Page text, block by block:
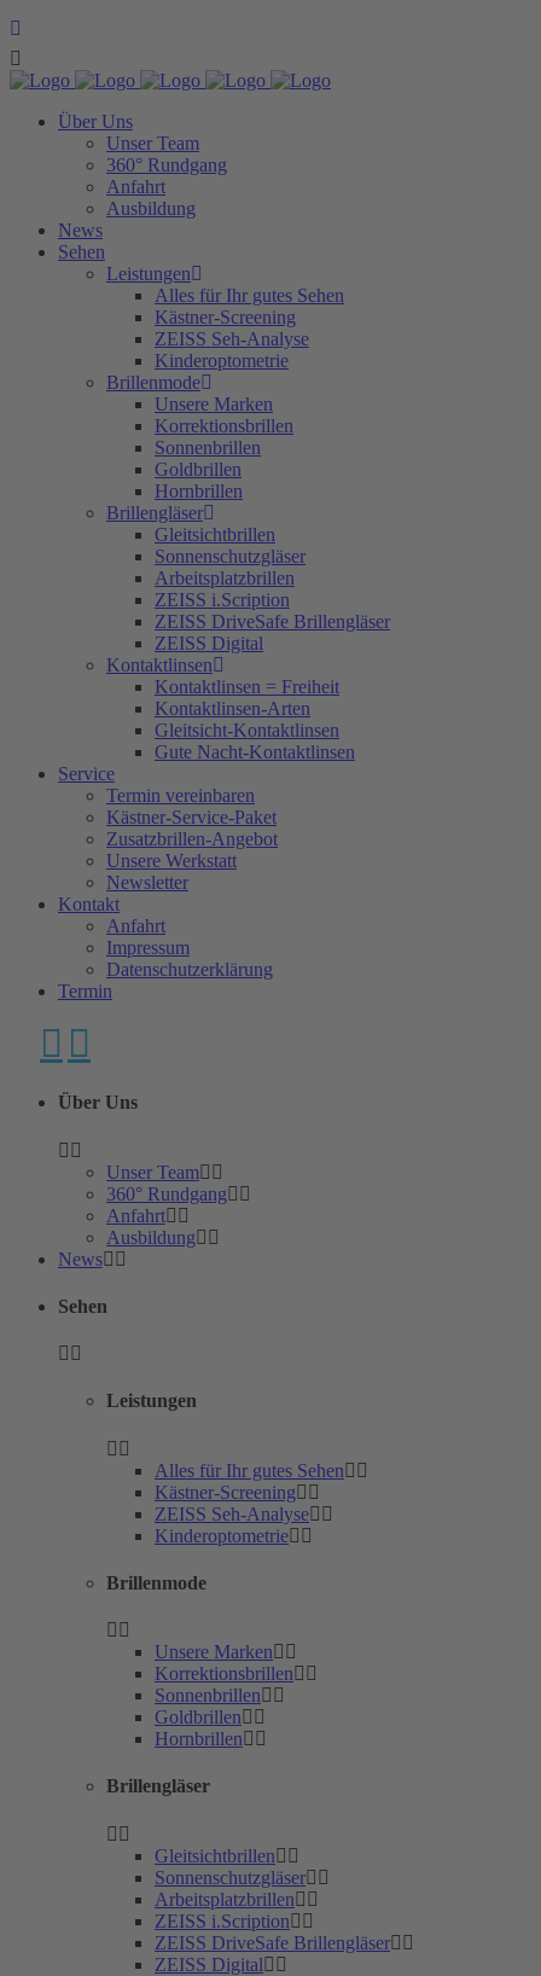
Über Uns
Unser Team
360° Rundgang
Anfahrt
Ausbildung
News
Sehen
Leistungen
Alles für Ihr gutes Sehen
Kästner-Screening
ZEISS Seh-Analyse
Kinderoptometrie
Brillenmode
Unsere Marken
Korrektionsbrillen
Sonnenbrillen
Goldbrillen
Hornbrillen
Brillengläser
Gleitsichtbrillen
Sonnenschutzgläser
Arbeitsplatzbrillen
ZEISS i.Scription
ZEISS DriveSafe Brillengläser
ZEISS Digital
Kontaktlinsen
Kontaktlinsen = Freiheit
Kontaktlinsen-Arten
Gleitsicht-Kontaktlinsen
Gute Nacht-Kontaktlinsen
Service
Termin vereinbaren
Kästner-Service-Paket
Zusatzbrillen-Angebot
Unsere Werkstatt
Newsletter
Kontakt
Anfahrt
Impressum
Datenschutzerklärung
Termin
Über Uns
Unser Team
360° Rundgang
Anfahrt
Ausbildung
News
Sehen
Leistungen
Alles für Ihr gutes Sehen
Kästner-Screening
ZEISS Seh-Analyse
Kinderoptometrie
Brillenmode
Unsere Marken
Korrektionsbrillen
Sonnenbrillen
Goldbrillen
Hornbrillen
Brillengläser
Gleitsichtbrillen
Sonnenschutzgläser
Arbeitsplatzbrillen
ZEISS i.Scription
ZEISS DriveSafe Brillengläser
ZEISS Digital